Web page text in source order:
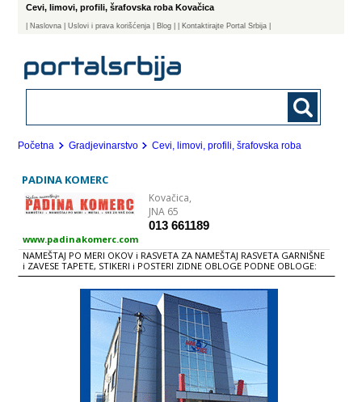
Cevi, limovi, profili, šrafovska roba Kovačica
Naslovna | Uslovi i prava korišćenja Blog | Kontaktirajte Portal Srbija |
Početna Gradjevinarstvo Cevi, limovi, profili, šrafovska roba
PADINA KOMERC
Kovačica,
JNA 65
013 661189
www.padinakomerc.com
NAMEŠTAJ PO MERI OKOV i RASVETA ZA NAMEŠTAJ RASVETA GARNIŠNE
i ZAVESE TAPETE, STIKERI i POSTERI ZIDNE OBLOGE PODNE OBLOGE:
TEPISI, STAZE, LINOLEUM, ITISONI, LINOLEUMI, LAMINAT, OSB i QSB
PLOČE, BRODSKI POD, LAMPERIJA LAJSNE SALON NAMEŠTAJA SUDOPERE
i SLAVINE METAL: CEVI, LIMOVI, MREŽE, PROFILI, ČELIKK i ALUMINIJUM
TEHNIČKI GASOVI ALATI : BAŠTENSKI, ELELTRIČNI, RUČNI... NAMEŠTAJ :
DNEVNE SOBE SPAVAĆE SOBE DEČIJE SOBE KAUČEVI, LEŽAJEVI i FOTELjE
DUŠECI, JORGANI i JASTUCI PREDSOBLjA i CIPELARI KUHINjE i TRPEZARIJE
KANCELARIJSKI NAMEŠTAJ BAŠTA i TERASA UGAONE GARNITURE